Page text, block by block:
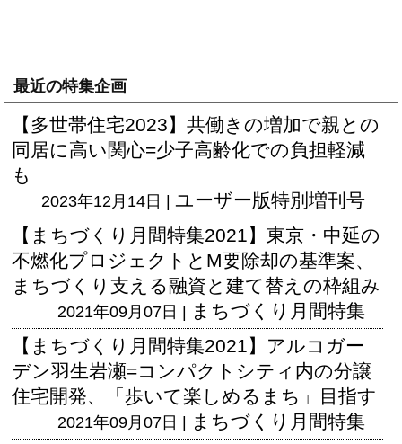
最近の特集企画
【多世帯住宅2023】共働きの増加で親との
同居に高い関心=少子高齢化での負担軽減
も
2023年12月14日 | ユーザー版特別増刊号
【まちづくり月間特集2021】東京・中延の
不燃化プロジェクトとM要除却の基準案、
まちづくり支える融資と建て替えの枠組み
2021年09月07日 | まちづくり月間特集
【まちづくり月間特集2021】アルコガー
デン羽生岩瀬=コンパクトシティ内の分譲
住宅開発、「歩いて楽しめるまち」目指す
2021年09月07日 | まちづくり月間特集